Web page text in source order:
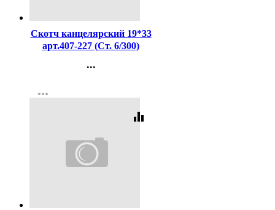
Скотч канцелярский 19*33
арт.407-227 (Ст. 6/300)
...
Регистрация
more_horiz
equalizer